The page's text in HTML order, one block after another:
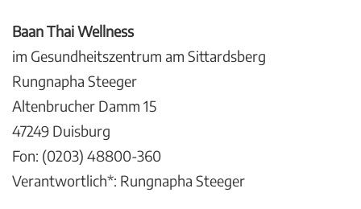
Baan Thai Wellness
im Gesundheitszentrum am Sittardsberg
Rungnapha Steeger
Altenbrucher Damm 15
47249 Duisburg
Fon: (0203) 48800-360
Verantwortlich*: Rungnapha Steeger